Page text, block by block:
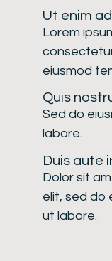
Ut enim
Lorem
eiusmod
Quis
Sed do
labore.
Duis aute
Dolor sit
elit, sed do
ut labore.